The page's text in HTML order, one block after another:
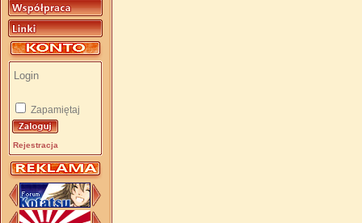
Zapamiętaj
Rejestracja